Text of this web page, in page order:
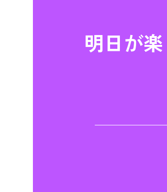
明日が